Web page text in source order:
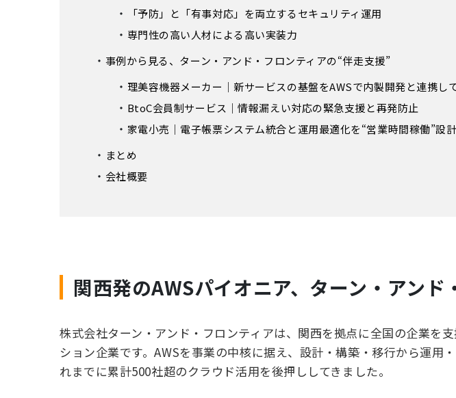
「予防」と「有事対応」を両立するセキュリティ運用
専門性の高い人材による高い実装力
事例から見る、ターン・アンド・フロンティアの“伴走支援”
理美容機器メーカー｜新サービスの基盤をAWSで内製開発と連携し
BtoC会員制サービス｜情報漏えい対応の緊急支援と再発防止
家電小売｜電子帳票システム統合と運用最適化を“営業時間稼働”設
まとめ
会社概要
関西発のAWSパイオニア、ターン・アンド
株式会社ターン・アンド・フロンティアは、関西を拠点に全国の企業を
ション企業です。AWSを事業の中核に据え、設計・構築・移行から運用
れまでに累計500社超のクラウド活用を後押ししてきました。